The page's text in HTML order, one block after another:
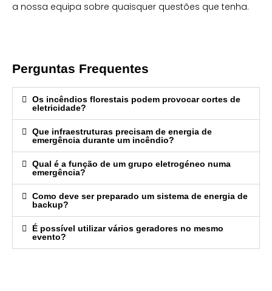
a nossa equipa sobre quaisquer questões que tenha.
Perguntas Frequentes
Os incêndios florestais podem provocar cortes de
eletricidade?
Que infraestruturas precisam de energia de
emergência durante um incêndio?
Qual é a função de um grupo eletrogéneo numa
emergência?
Como deve ser preparado um sistema de energia de
backup?
É possível utilizar vários geradores no mesmo
evento?